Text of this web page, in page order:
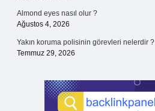
Almond eyes nasıl olur ?
Ağustos 4, 2026
Yakın koruma polisinin görevleri nelerdir ?
Temmuz 29, 2026